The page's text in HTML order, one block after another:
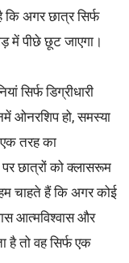
कि अगर छात्र सिर्फ
में पीछे छूट जाएगा।
सिर्फ डिग्रीधारी
ओनरशिप हो, समस्या
तरह का
छात्रों को क्लासरूम
चाहते हैं कि अगर कोई
आत्मविश्वास और
है तो वह सिर्फ एक